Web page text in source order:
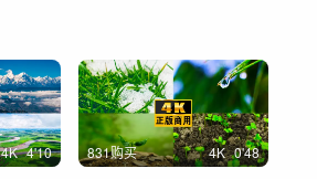
4K 4'10 831购买 4K 0'48